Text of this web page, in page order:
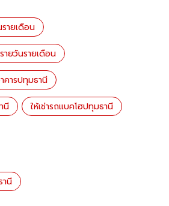
รายเดือน
ายวันรายเดือน
คารปทุมธานี
นี ให้เช่ารถแบคโฮปทุมธานี
านี